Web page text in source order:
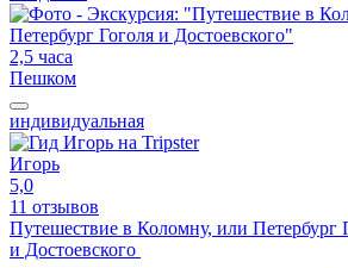
2,5 часа
Пешком
индивидуальная
Игорь
5,0
11 отзывов
Путешествие в Коломну, или Петербург
и Достоевского